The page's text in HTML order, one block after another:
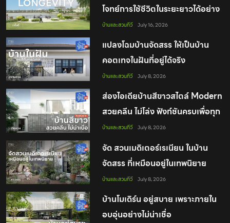
โจทย์การใช้ชีวิตในระยะยาวได้อย่าง
มีคุณภาพ
บ้านและสวนทีวี July 16, 2026
แปลงโฉมบ้านจัดสรร ให้เป็นบ้าน
คอตเทจในฝันที่อยู่ได้จริง
บ้านและสวนทีวี July 8, 2026
ส่องไอเดียบ้านสีขาวสไตล์ Modern
สวยคลีน ไม่โล่ง ฟังก์ชันครบเพื่อทุก
คนในบ้าน
บ้านและสวนทีวี July 8, 2026
จัด สวนเมดิเตอร์เรเนียน ในบ้าน
จัดสรร ที่เหมือนอยู่ในเทพนิยาย
บ้านและสวนทีวี July 8, 2026
บ้านโมเดิร์น อยู่สบาย เพราะภายใน
อบอุ่นอย่างไม่น่าเชื่อ